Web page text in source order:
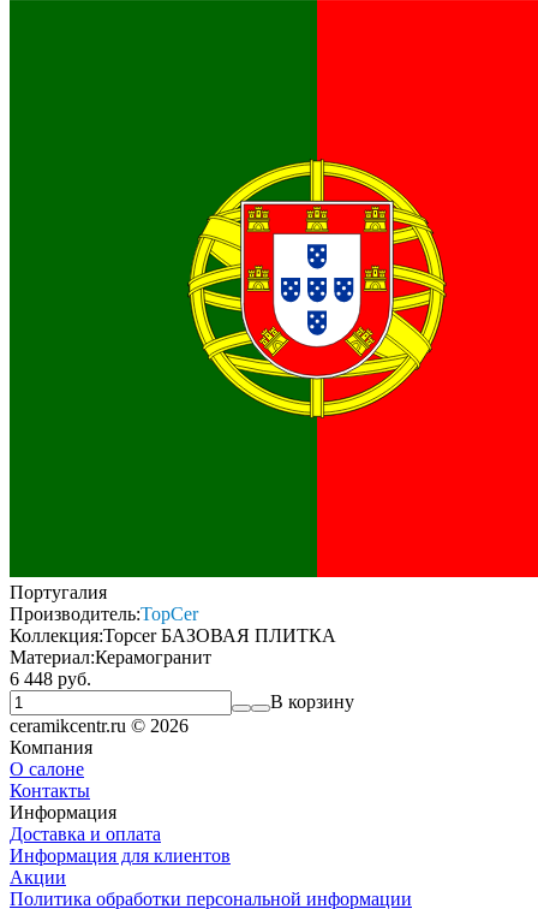
Португалия
Производитель:TopCer
Коллекция:Topcer БAЗОВАЯ ПЛИТКА
Материал:Керамогранит
6 448 руб.
В корзину
ceramikcentr.ru © 2026
Компания
О салоне
Контакты
Информация
Доставка и оплата
Информация для клиентов
Акции
Политика обработки персональной информации